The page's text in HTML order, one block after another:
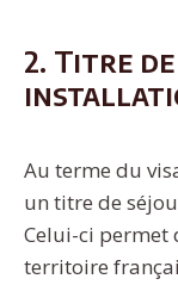
2. Titre
Au terme du
un titre de
Celui-ci permet
territoire